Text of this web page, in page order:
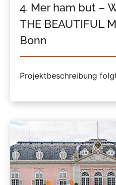
4. Mer ham but –
THE BEAUTIFUL
Bonn
Projektbeschreibung